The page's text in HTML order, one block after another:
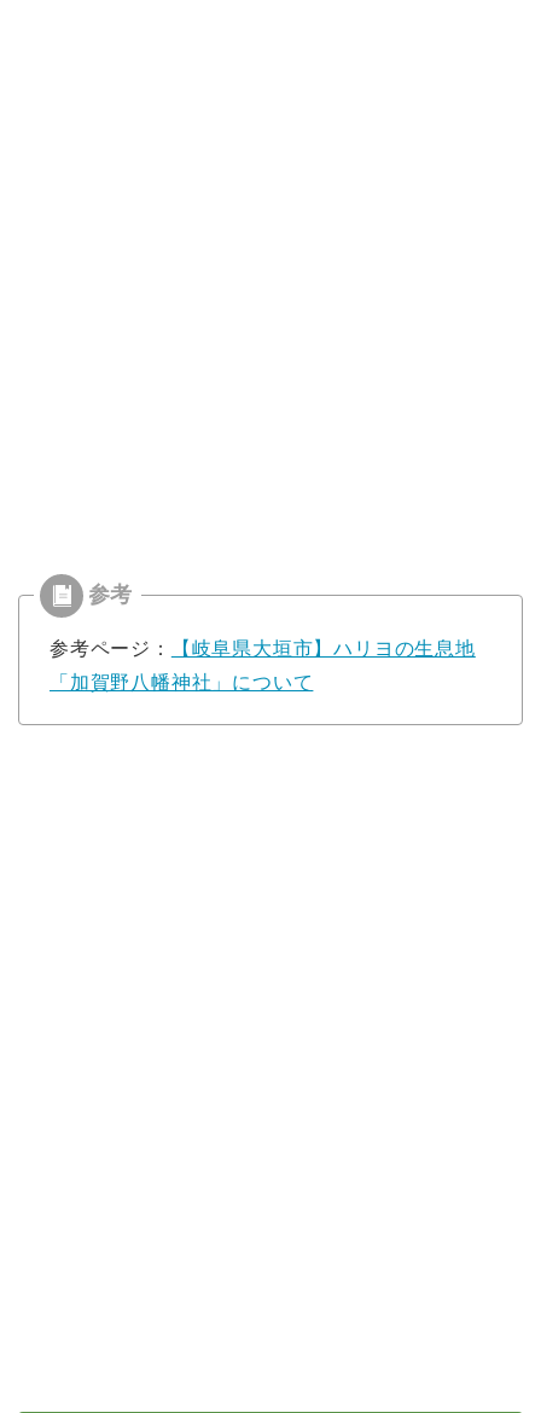
参考ページ：
【岐阜県大垣市】ハリヨの生息地
「加賀野八幡神社」について